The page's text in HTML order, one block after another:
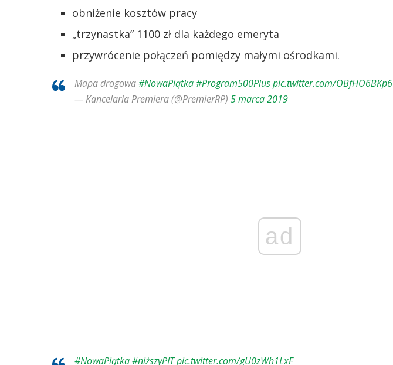
obniżenie kosztów pracy
„trzynastka” 1100 zł dla każdego emeryta
przywrócenie połączeń pomiędzy małymi ośrodkami.
Mapa drogowa#NowaPiątka#Program500Pluspic.twitter.com/OBfHO6BKp6
— Kancelaria Premiera (@PremierRP) 5 marca 2019
ad
#NowaPiątka#niższyPITpic.twitter.com/gU0zWh1LxF